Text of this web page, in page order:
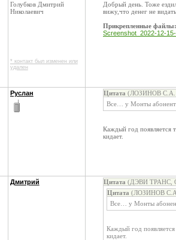
Голубков Дмитрий
Николаевич
* контакт был изменен или
удален
Добрый день. Тоже
вижу,что денег не
Прикрепленные файлы:
Screenshot_2022-12-
Руслан Цитата (ЛОЗИНОВ С.А.
Все… у Монты
Каждый год появляется
кидает.
Дмитрий Цитата (ДЭВИ ТРАНС,
Цитата (ЛОЗИНОВ
Все… у Монты
Каждый год
кидает.